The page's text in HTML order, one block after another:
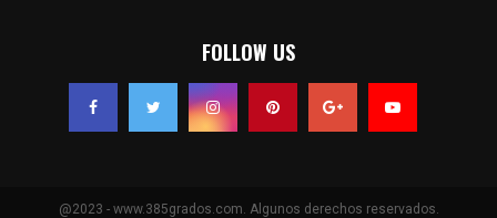
FOLLOW US
@2023 - www.385grados.com. Algunos derechos reservados.